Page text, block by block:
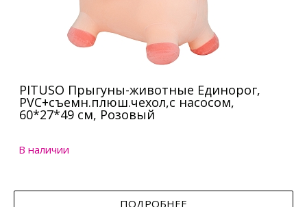
PITUSO Прыгуны-животные Единорог,
PVC+съемн.плюш.чехол,с насосом,
60*27*49 см, Розовый
В наличии
ПОДРОБНЕЕ